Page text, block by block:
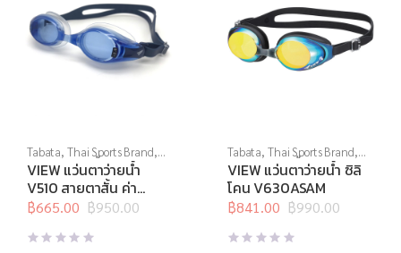
Tabata, Thai Sports Brand,
View,กีฬาทางน้ำ,แว่นตาว่าย
น้ำ,แว่นตาว่ายน้ำสายตา
VIEW แว่นตาว่ายน้ำ
V510 สายตาสั้น ค่า
สายตา -2.0 ถึง -10.0
฿950.00
Original
price
was:
฿665.00
Current
price
is:
Tabata, Thai Sports Brand,
View,กีฬาทางน้ำ,แว่นตาว่าย
น้ำ,แว่นตาว่ายน้ำทั่วไป
VIEW แว่นตาว่ายน้ำ ซิลิ
โคน V630ASAM
฿990.00
Original
price
was:
฿841.00
Current
price
is: